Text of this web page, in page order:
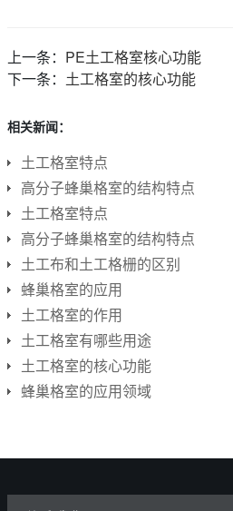
上一条： PE土工格室核心功能
下一条： 土工格室的核心功能
相关新闻：
土工格室特点
高分子蜂巢格室的结构特点
土工格室特点
高分子蜂巢格室的结构特点
土工布和土工格栅的区别
蜂巢格室的应用
土工格室的作用
土工格室有哪些用途
土工格室的核心功能
蜂巢格室的应用领域